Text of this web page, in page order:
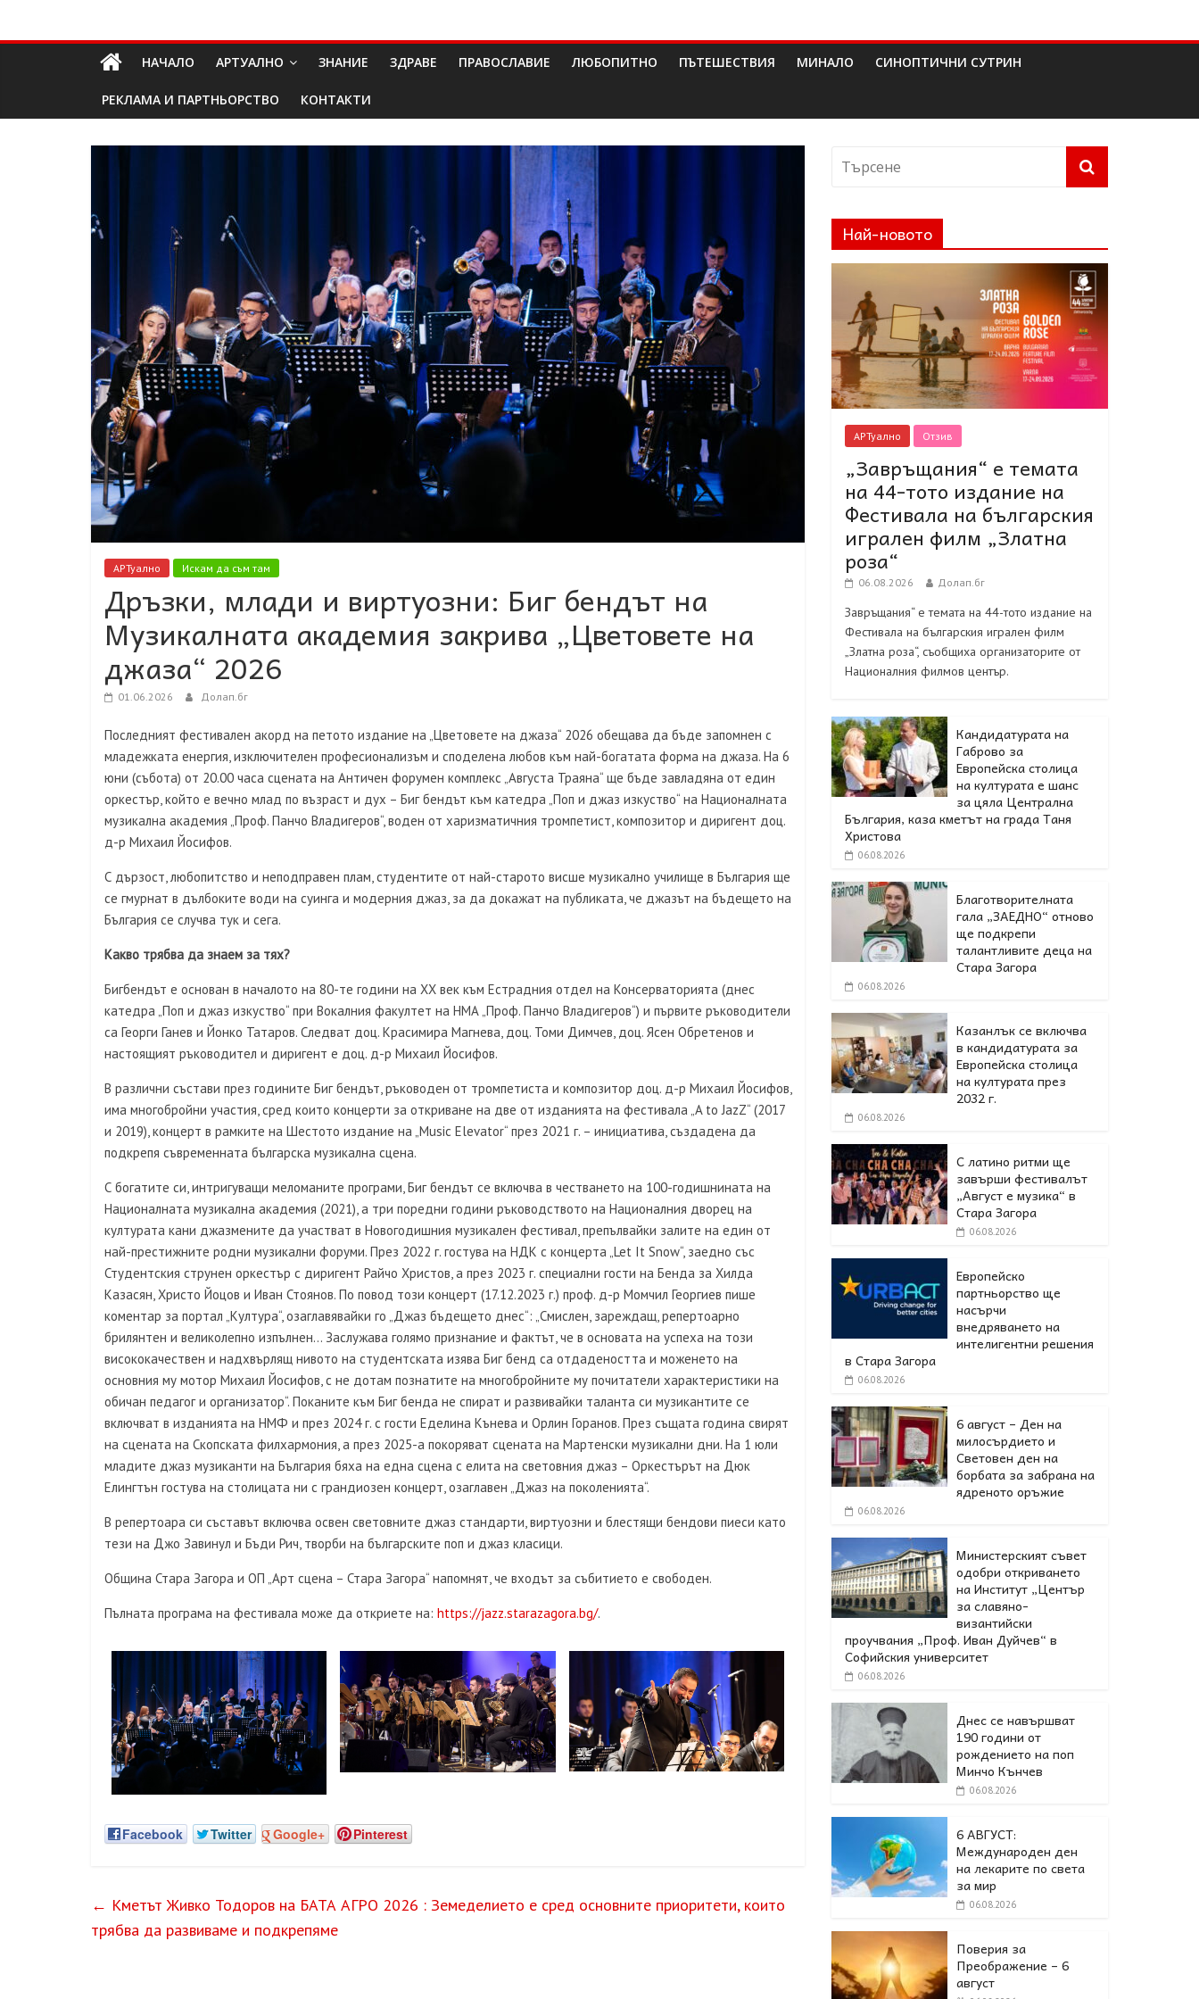
Долап
БГ
изкуство|
събития|
кухня|
НАЧАЛО АРТУАЛНО ЗНАНИЕ ЗДРАВЕ ПРАВОСЛАВИЕ ЛЮБОПИТНО ПЪТЕШЕСТВИЯ МИНАЛО СИНОПТИЧНИ СУТРИН
РЕКЛАМА И ПАРТНЬОРСТВО КОНТАКТИ
АРТуално Искам да съм там
Дръзки, млади и виртуозни: Биг бендът на
Музикалната академия закрива „Цветовете на
джаза“ 2026
01.06.2026 Долап.бг
Последният фестивален акорд на петото издание на „Цветовете на джаза“ 2026 обещава да бъде запомнен с
младежката енергия, изключителен професионализъм и споделена любов към най-богатата форма на джаза. На 6
юни (събота) от 20.00 часа сцената на Античен форумен комплекс „Августа Траяна“ ще бъде завладяна от един
оркестър, който е вечно млад по възраст и дух – Биг бендът към катедра „Поп и джаз изкуство“ на Националната
музикална академия „Проф. Панчо Владигеров“, воден от харизматичния тромпетист, композитор и диригент доц.
д-р Михаил Йосифов.
С дързост, любопитство и неподправен плам, студентите от най-старото висше музикално училище в България ще
се гмурнат в дълбоките води на суинга и модерния джаз, за ​​да докажат на публиката, че джазът на бъдещето на
България се случва тук и сега.
Какво трябва да знаем за тях?
Бигбендът е основан в началото на 80-те години на XX век към Естрадния отдел на Консерваторията (днес
катедра „Поп и джаз изкуство“ при Вокалния факултет на НМА „Проф. Панчо Владигеров“) и първите ръководители
са Георги Ганев и Йонко Татаров. Следват доц. Красимира Магнева, доц. Томи Димчев, доц. Ясен Обретенов и
настоящият ръководител и диригент е доц. д-р Михаил Йосифов.
В различни състави през годините Биг бендът, ръководен от тромпетиста и композитор доц. д-р Михаил Йосифов,
има многобройни участия, сред които концерти за откриване на две от изданията на фестивала „A to JazZ“ (2017
и 2019), концерт в рамките на Шестото издание на „Music Elevator“ през 2021 г. – инициатива, създадена да
подкрепя съвременната българска музикална сцена.
С богатите си, интригуващи меломаните програми, Биг бендът се включва в честването на 100-годишнината на
Националната музикална академия (2021), а три поредни години ръководството на Националния дворец на
културата кани джазмените да участват в Новогодишния музикален фестивал, препълвайки залите на един от
най-престижните родни музикални форуми. През 2022 г. гостува на НДК с концерта „Let It Snow“, заедно със
Студентския струнен оркестър с диригент Райчо Христов, а през 2023 г. специални гости на Бенда за Хилда
Казасян, Христо Йоцов и Иван Стоянов. По повод този концерт (17.12.2023 г.) проф. д-р Момчил Георгиев пише
коментар за портал „Култура“, озаглавявайки го „Джаз бъдещето днес“: „Смислен, зареждащ, репертоарно
брилянтен и великолепно изпълнен… Заслужава голямо признание и фактът, че в основата на успеха на този
висококачествен и надхвърлящ нивото на студентската изява Биг бенд са отдадеността и моженето на
основния му мотор Михаил Йосифов, с не дотам познатите на многобройните му почитатели характеристики на
обичан педагог и организатор“. Поканите към Биг бенда не спират и развивайки таланта си музикантите се
включват в изданията на НМФ и през 2024 г. с гости Еделина Кънева и Орлин Горанов. През същата година свирят
на сцената на Скопската филхармония, а през 2025-а покоряват сцената на Мартенски музикални дни. На 1 юли
младите джаз музиканти на България бяха на една сцена с елита на световния джаз – Оркестърът на Дюк
Елингтън гостува на столицата ни с грандиозен концерт, озаглавен „Джаз на поколенията“.
В репертоара си съставът включва освен световните джаз стандарти, виртуозни и блестящи бендови пиеси като
тези на Джо Завинул и Бъди Рич, творби на българските поп и джаз класици.
Община Стара Загора и ОП „Арт сцена – Стара Загора“ напомнят, че входът за събитието е свободен.
Пълната програма на фестивала може да откриете на: https://jazz.starazagora.bg/.
Facebook Twitter Google+ Pinterest
← Кметът Живко Тодоров на БАТА АГРО 2026 : Земеделието е сред основните приоритети, които
трябва да развиваме и подкрепяме
Най-новото
АРТуално Отзив
„Завръщания“ е темата
на 44-тото издание на
Фестивала на българския
игрален филм „Златна
роза“
06.08.2026 Долап.бг
Завръщания“ е темата на 44-тото издание на
Фестивала на българския игрален филм
„Златна роза“, съобщиха организаторите от
Националния филмов център.
Кандидатурата на
Габрово за
Европейска столица
на културата е шанс
за цяла Централна
България, каза кметът на града Таня
Христова
06.08.2026
Благотворителната
гала „ЗАЕДНО“ отново
ще подкрепи
талантливите деца на
Стара Загора
06.08.2026
Казанлък се включва
в кандидатурата за
Европейска столица
на културата през
2032 г.
06.08.2026
С латино ритми ще
завърши фестивалът
„Август е музика“ в
Стара Загора
06.08.2026
Европейско
партньорство ще
насърчи
внедряването на
интелигентни решения
в Стара Загора
06.08.2026
6 август – Ден на
милосърдието и
Световен ден на
борбата за забрана на
ядреното оръжие
06.08.2026
Министерският съвет
одобри откриването
на Институт „Център
за славяно-
византийски
проучвания „Проф. Иван Дуйчев“ в
Софийския университет
06.08.2026
Днес се навършват
190 години от
рождението на поп
Минчо Кънчев
06.08.2026
6 АВГУСТ:
Международен ден
на лекарите по света
за мир
06.08.2026
Поверия за
Преображение – 6
август